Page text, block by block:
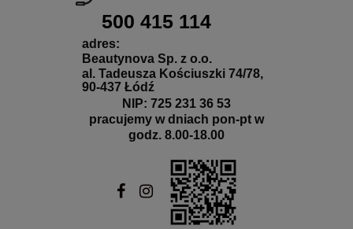
500 415 114
adres:
Beautynova Sp. z o.o.
al. Tadeusza Kościuszki 74/78,
90-437 Łódź
NIP: 725 231 36 53
pracujemy w dniach pon-pt w
godz. 8.00-18.00